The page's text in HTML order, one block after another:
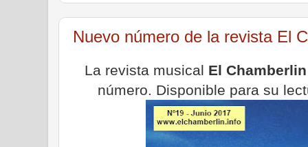
Nuevo número de la revista El
La revista musical El Chamberlin
número. Disponible para su